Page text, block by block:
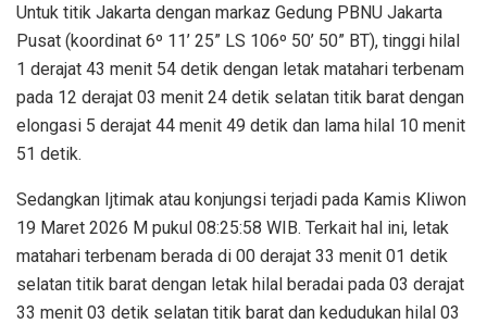
Untuk titik Jakarta dengan markaz Gedung PBNU Jakarta
Pusat (koordinat 6º 11’ 25” LS 106º 50’ 50” BT), tinggi hilal
1 derajat 43 menit 54 detik dengan letak matahari terbenam
pada 12 derajat 03 menit 24 detik selatan titik barat dengan
elongasi 5 derajat 44 menit 49 detik dan lama hilal 10 menit
51 detik.
Sedangkan Ijtimak atau konjungsi terjadi pada Kamis Kliwon
19 Maret 2026 M pukul 08:25:58 WIB. Terkait hal ini, letak
matahari terbenam berada di 00 derajat 33 menit 01 detik
selatan titik barat dengan letak hilal beradai pada 03 derajat
33 menit 03 detik selatan titik barat dan kedudukan hilal 03